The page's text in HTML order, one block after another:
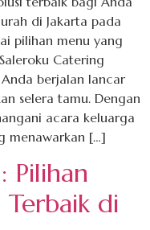
di Jakarta pada
pilihan menu yang
Catering
berjalan lancar
selera tamu. Dengan
acara keluarga
menawarkan […]
Pilihan
di